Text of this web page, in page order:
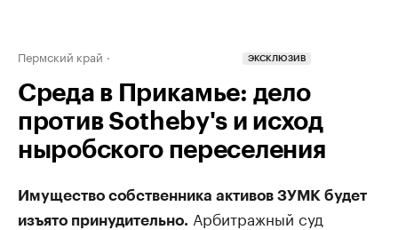
Пермский край ЭКСКЛЮЗИВ
Среда в Прикамье: дело
против Sotheby's и исход
ныробского переселения
Имущество собственника активов ЗУМК будет
изъято принудительно. Арбитражный суд